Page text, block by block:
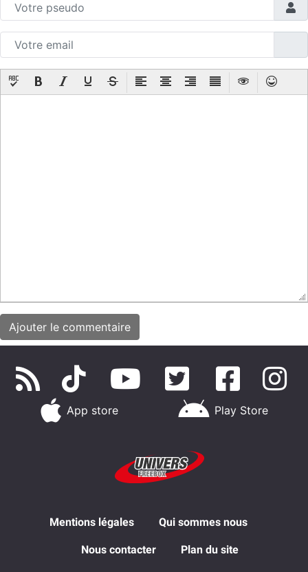
App store Play Store
Mentions légales Qui sommes nous
Nous contacter Plan du site